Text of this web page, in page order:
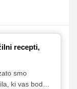
recepti,
smo
ki vas bodo